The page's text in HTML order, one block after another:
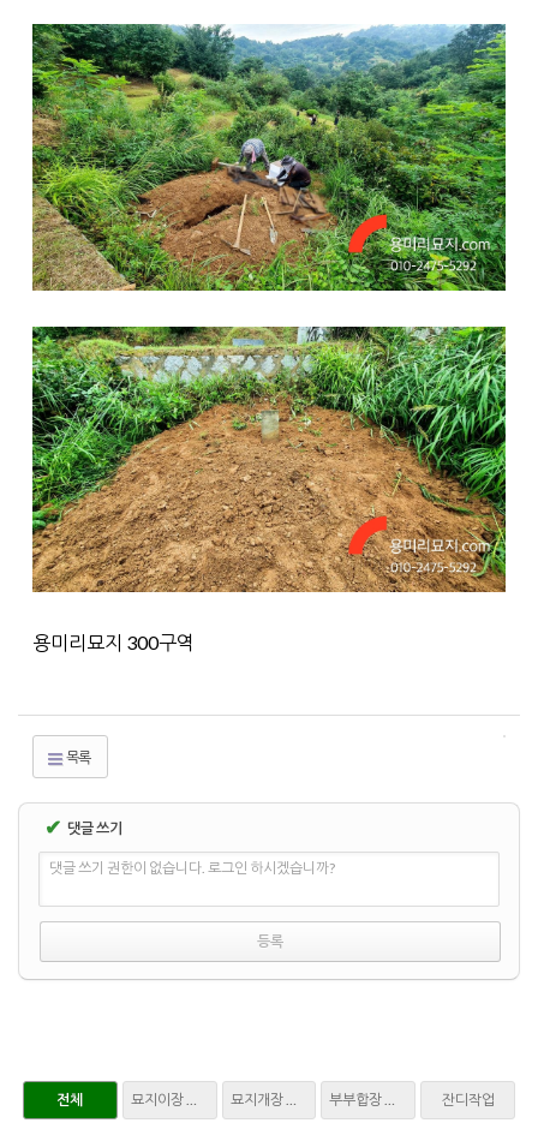
용미리묘지 300구역
목록
✔ 댓글 쓰기
댓글 쓰기 권한이 없습니다. 로그인 하시겠습니까?
전체 묘지이장 파묘 묘지개장 화장 부부합장 매장 잔디작업